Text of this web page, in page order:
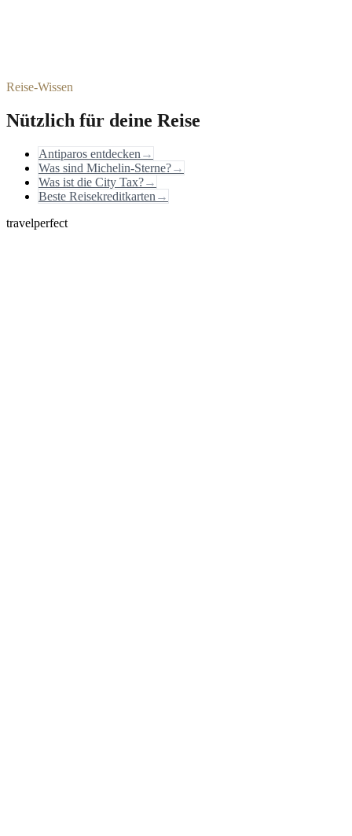
Reise-Wissen
Nützlich für deine Reise
Antiparos entdecken →
Was sind Michelin-Sterne?→
Was ist die City Tax?→
Beste Reisekreditkarten →
travelperfect